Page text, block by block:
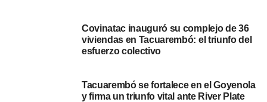
NOTICIAS RELACIONADAS: ESTUDIANTES
TACUAREMBÓ
Comienza la Segunda Rueda: Tacuarembó vs
Progreso, hora y precio de las entradas
Covinatac inauguró su complejo de 36
viviendas en Tacuarembó: el triunfo del
esfuerzo colectivo
Tacuarembó se fortalece en el Goyenola
y firma un triunfo vital ante River Plate